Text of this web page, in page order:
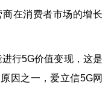
在消费者市场的增长
行5G价值变现，这是
因之一，爱立信5G网